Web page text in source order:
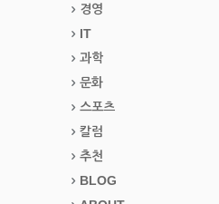
경영
IT
과학
문화
스포츠
칼럼
추천
BLOG